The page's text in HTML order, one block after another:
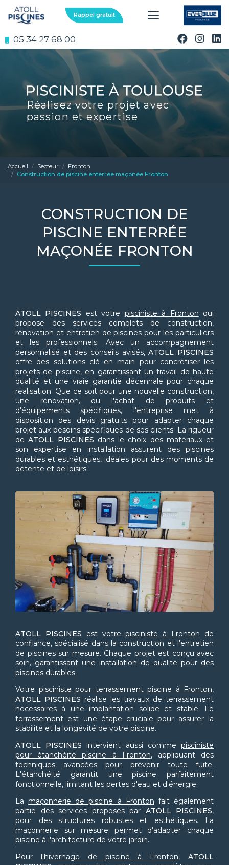
au
contenu
05 34 27 68 00
Rappel gratuit
Réalisez votre projet avec
passion et expertise
Accueil Secteur
Fronton
Construction de piscine enterrée maçonée Fronton
CONSTRUCTION DE
PISCINE ENTERRÉE
MAÇONÉE FRONTON
ATOLL PISCINES est votre pisciniste à Fronton qui
propose des services complets de construction,
rénovation et entretien de piscines pour les particuliers
et les professionnels. Avec un accompagnement
personnalisé et des conseils avisés,ATOLL PISCINES
offre des solutions clé en main pour concrétiser les
projets de piscine, en garantissant un travail de haute
qualité et une vraie garantie décennale pour chaque
réalisation. Que ce soit pour une nouvelle construction,
une rénovation, ou l'achat de produits et
d'équipements spécifiques, l'entreprise met à
disposition des devis gratuits pour adapter chaque
projet aux besoins spécifiques de ses clients. La rigueur
deATOLL PISCINES dans le choix des matériaux et
son expertise en installation assurent des piscines
durables et esthétiques, idéales pour des moments de
détente et de loisirs.
ATOLL PISCINES est votrepisciniste à Fronton de
confiance, spécialisé dans la construction et l'entretien
de piscines sur mesure. Chaque projet est conçu avec
soin, garantissant une installation de qualité pour des
piscines durables.
Votre pisciniste pour terrassement piscine à Fronton,
ATOLL PISCINES réalise les travaux de terrassement
nécessaires à une implantation solide et stable. Le
terrassement est une étape cruciale pour assurer la
stabilité et la longévité de votre piscine.
ATOLL PISCINES intervient aussi commepisciniste
pour étanchéité piscine à Fronton, appliquant des
techniques avancées pour prévenir toute fuite.
L'étanchéité garantit une piscine parfaitement
fonctionnelle, limitant les pertes d'eau et d'énergie.
La maçonnerie de piscine à Fronton fait également
partie des services proposés par ATOLL PISCINES,
pour des structures robustes et esthétiques. La
maçonnerie sur mesure permet d'adapter chaque
piscine à l'architecture de votre jardin.
Pour l'hivernage de piscine à Fronton,ATOLL